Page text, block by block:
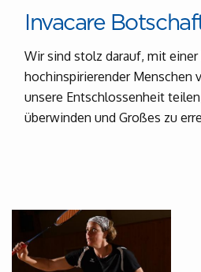
Invacare
Wir sind stolz darauf, mit einer
hochinspirierender Menschen
unsere Entschlossenheit
überwinden und Großes zu